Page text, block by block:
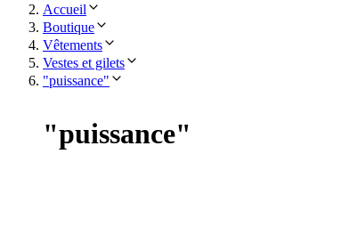
Accueil
Boutique
Vêtements
Vestes et gilets
"puissance"
"puissance"